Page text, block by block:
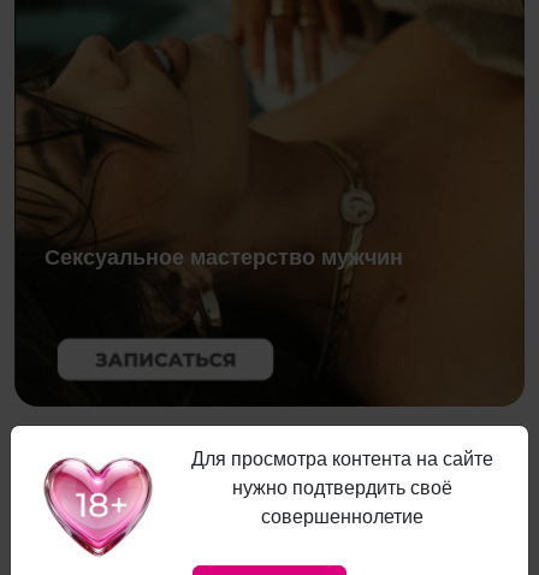
Сексуальное мастерство мужчин
Что еще нужно учесть
В сексе на столе важно равновесие: физическое и
Для просмотра контента на сайте
нужно подтвердить своё
совершеннолетие